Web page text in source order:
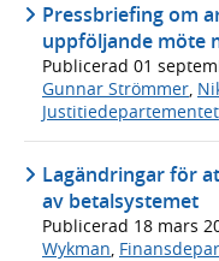
Pressbriefing om
uppföljande möte
Publicerad 01
Gunnar Strömmer,
Justitiedepartementet
Lagändringar för
av betalsystemet
Publicerad 18 mars
Wykman